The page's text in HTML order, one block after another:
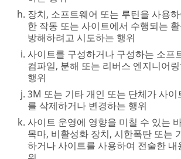
장치, 소프트웨어 또는 루틴을 사용
한 작동 또는 사이트에서 수행되는
방해하려고 시도하는 행위
사이트를 구성하거나 구성하는 소프
컴파일, 분해 또는 리버스 엔지니어
행위
3M 또는 기타 개인 또는 단체가 사이
를 삭제하거나 변경하는 행위
사이트 운영에 영향을 미칠 수 있는
목마, 비활성화 장치, 시한폭탄 또는
하거나 사이트를 사용하여 전술한 내